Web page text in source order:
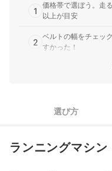
1
価格帯で選ぼう。走
以上が目安
2
ベルトの幅をチェッ
すかった！
静音性に関してはど
5
安全機能を重視する
選び方
ランニングマシ